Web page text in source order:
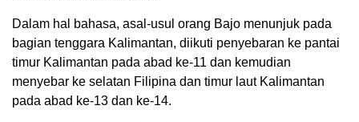
Dalam hal bahasa, asal-usul orang Bajo menunjuk pada
bagian tenggara Kalimantan, diikuti penyebaran ke pantai
timur Kalimantan pada abad ke-11 dan kemudian
menyebar ke selatan Filipina dan timur laut Kalimantan
pada abad ke-13 dan ke-14.